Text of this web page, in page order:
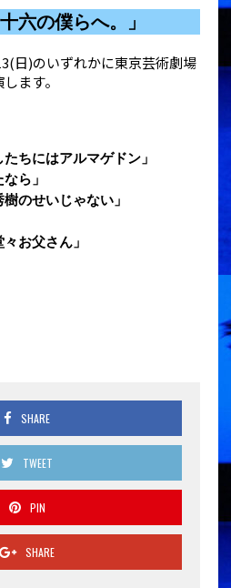
六の僕らへ。」
日)のいずれかに東京芸術劇場
ます。
にはアルマゲドン」
ら」
のせいじゃない」
父さん」
SHARE
TWEET
PIN
SHARE